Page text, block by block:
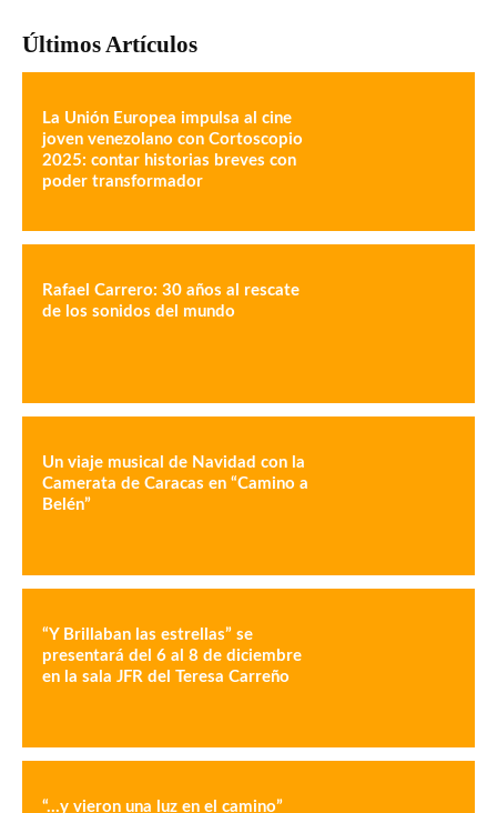
Últimos Artículos
La Unión Europea impulsa al cine
joven venezolano con Cortoscopio
2025: contar historias breves con
poder transformador
Rafael Carrero: 30 años al rescate
de los sonidos del mundo
Un viaje musical de Navidad con la
Camerata de Caracas en “Camino a
Belén”
“Y Brillaban las estrellas” se
presentará del 6 al 8 de diciembre
en la sala JFR del Teresa Carreño
“…y vieron una luz en el camino”